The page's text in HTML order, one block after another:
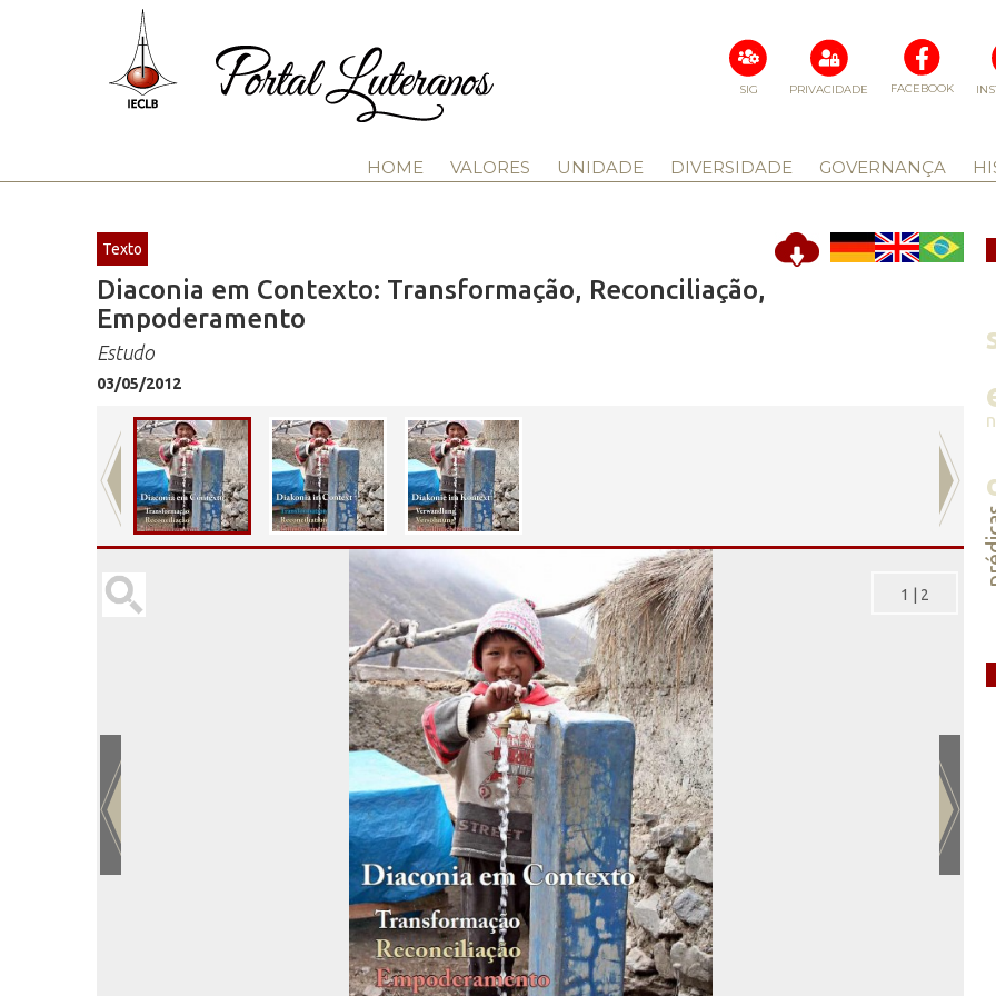
FACEBOOK
PRIVACIDADE
SIG
HOME VALORES UNIDADE DIVERSIDADE GOVERNANÇA
Texto
Diaconia em Contexto: Transformação, Reconciliação,
Empoderamento
Estudo
03/05/2012
1 2